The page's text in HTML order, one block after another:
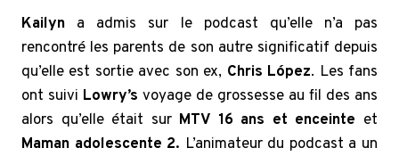
Kailyn a admis sur le podcast qu’elle n’a pas
rencontré les parents de son autre significatif depuis
qu’elle est sortie avec son ex, Chris López. Les fans
ont suivi Lowry’s voyage de grossesse au fil des ans
alors qu’elle était sur MTV 16 ans et enceinte et
Maman adolescente 2. L’animateur du podcast a un